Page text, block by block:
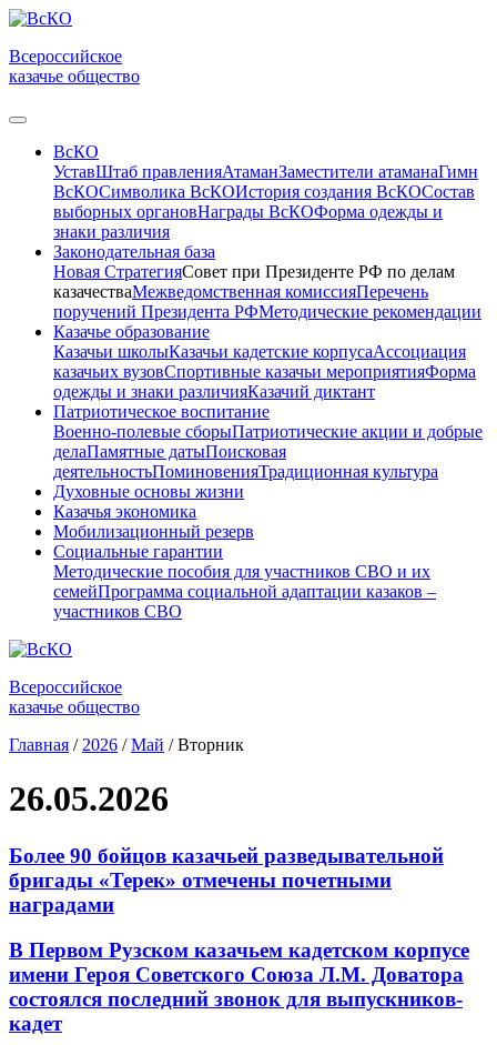
Всероссийское
казачье общество
ВсКО
УставШтаб правленияАтаманЗаместители атаманаГимн
ВсКОСимволика ВсКОИстория создания ВсКОСостав
выборных органовНаграды ВсКОФорма одежды и
знаки различия
Законодательная база
Новая СтратегияСовет при Президенте РФ по делам
казачестваМежведомственная комиссияПеречень
поручений Президента РФМетодические рекомендации
Казачье образование
Казачьи школыКазачьи кадетские корпусаАссоциация
казачьих вузовСпортивные казачьи мероприятияФорма
одежды и знаки различияКазачий диктант
Патриотическое воспитание
Военно-полевые сборыПатриотические акции и добрые
делаПамятные датыПоисковая
деятельностьПоминовенияТрадиционная культура
Духовные основы жизни
Казачья экономика
Мобилизационный резерв
Социальные гарантии
Методические пособия для участников СВО и их
семейПрограмма социальной адаптации казаков –
участников СВО
Всероссийское
казачье общество
Главная / 2026 / Май /Вторник
26.05.2026
Более 90 бойцов казачьей разведывательной
бригады «Терек» отмечены почетными
наградами
В Первом Рузском казачьем кадетском корпусе
имени Героя Советского Союза Л.М. Доватора
состоялся последний звонок для выпускников-
кадет